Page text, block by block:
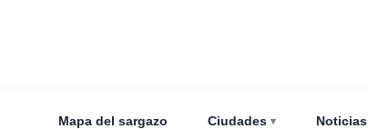
Mapa del sargazo Ciudades Noticias